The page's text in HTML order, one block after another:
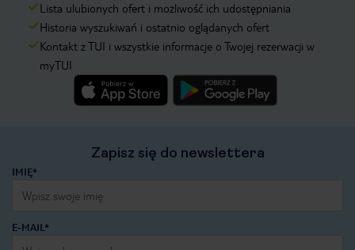
Lista ulubionych ofert i możliwość ich udostępniania
Historia wyszukiwań i ostatnio oglądanych ofert
Kontakt z TUI i wszystkie informacje o Twojej rezerwacji w
myTUI
Zapisz się do newslettera
IMIĘ*
E-MAIL*